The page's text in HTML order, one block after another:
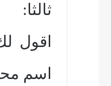
ثالثا:
اقول
اسم